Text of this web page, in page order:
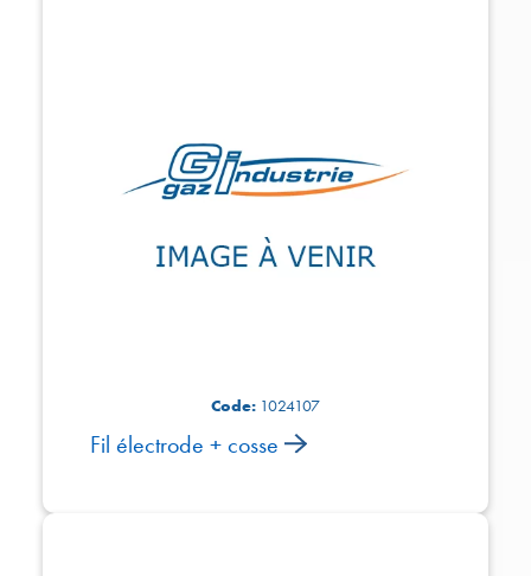
Code: 1024107
Fil électrode + cosse